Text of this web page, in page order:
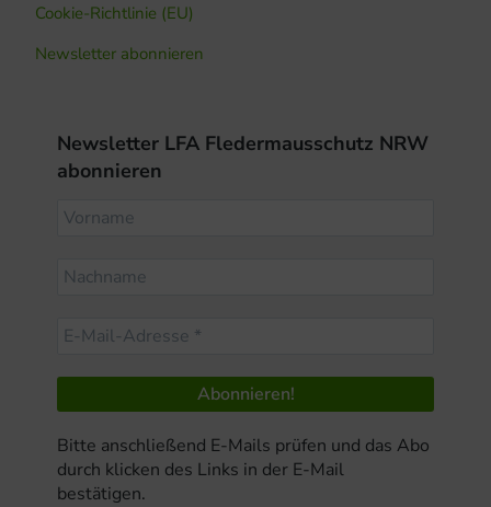
Cookie-Richtlinie (EU)
Newsletter abonnieren
Newsletter LFA Fledermausschutz NRW
abonnieren
Bitte anschließend E-Mails prüfen und das Abo
durch klicken des Links in der E-Mail
bestätigen.